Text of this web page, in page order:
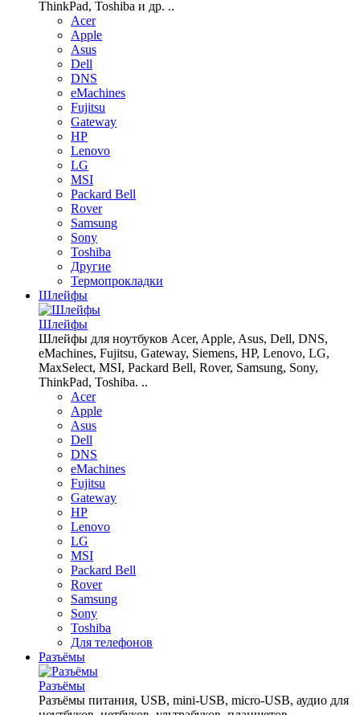
ThinkPad, Toshiba и др. ..
Acer
Apple
Asus
Dell
DNS
eMachines
Fujitsu
Gateway
HP
Lenovo
LG
MSI
Packard Bell
Rover
Samsung
Sony
Toshiba
Другие
Термопрокладки
Шлейфы
Шлейфы
Шлейфы для ноутбуков Acer, Apple, Asus, Dell, DNS,
eMachines, Fujitsu, Gateway, Siemens, HP, Lenovo, LG,
MaxSelect, MSI, Packard Bell, Rover, Samsung, Sony,
ThinkPad, Toshiba. ..
Acer
Apple
Asus
Dell
DNS
eMachines
Fujitsu
Gateway
HP
Lenovo
LG
MSI
Packard Bell
Rover
Samsung
Sony
Toshiba
Для телефонов
Разъёмы
Разъёмы
Разъёмы питания, USB, mini-USB, micro-USB, аудио для